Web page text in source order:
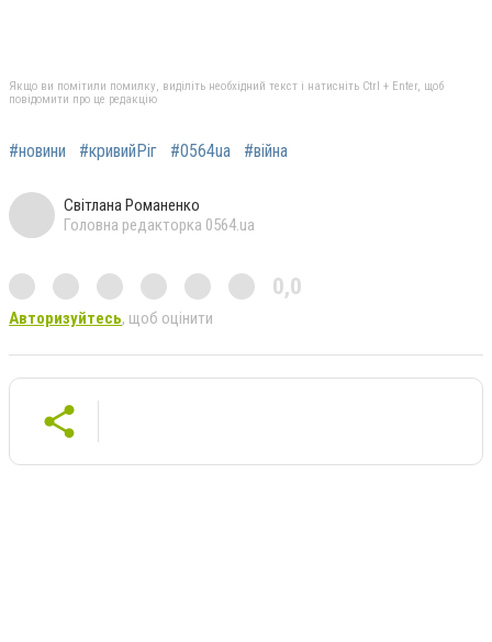
Якщо ви помітили помилку, виділіть необхідний текст і натисніть Ctrl + Enter, щоб
повідомити про це редакцію
#новини #кривийРіг #0564ua #війна
Світлана Романенко
Головна редакторка 0564.ua
0,0
Авторизуйтесь, щоб оцінити